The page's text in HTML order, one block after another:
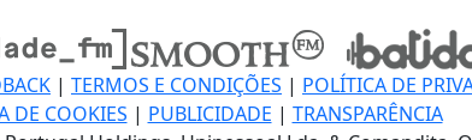
| TERMOS E CONDIÇÕES | POLÍTICA DE
DE COOKIES | PUBLICIDADE | TRANSPARÊNCIA